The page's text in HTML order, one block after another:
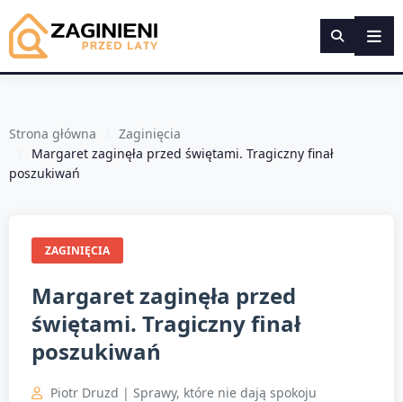
Strona główna
Zaginięcia
Margaret zaginęła przed świętami. Tragiczny finał
poszukiwań
ZAGINIĘCIA
Margaret zaginęła przed
świętami. Tragiczny finał
poszukiwań
Piotr Druzd | Sprawy, które nie dają spokoju